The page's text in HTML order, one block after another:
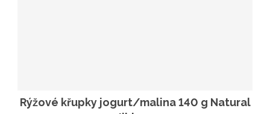
Rýžové křupky jogurt/malina 140 g Natural